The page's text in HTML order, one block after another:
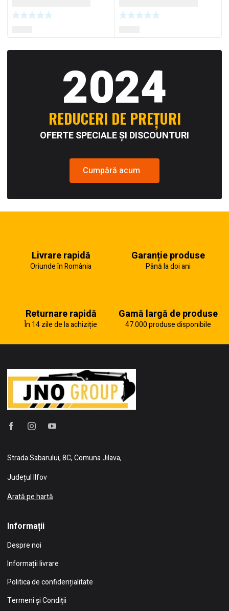
2024
REDUCERI DE PREȚURI
OFERTE SPECIALE ȘI DISCOUNTURI
Cumpără acum
Livrare rapidă
Oriunde în România
Garanție produse
Până la doi ani
Returnare rapidă
În 14 zile de la achiziție
Gamă largă de produse
47.000 produse disponibile
Strada Sabarului, 8C, Comuna Jilava,
Județul Ilfov
Arată pe hartă
Informații
Despre noi
Informații livrare
Politica de confidențialitate
Termeni și Condiții